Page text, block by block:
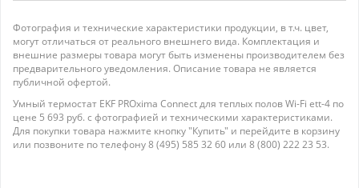
Фотография и технические характеристики продукции, в т.ч. цвет,
могут отличаться от реального внешнего вида. Комплектация и
внешние размеры товара могут быть изменены производителем без
предварительного уведомления. Описание товара не является
публичной офертой.
Умный термостат EKF PROxima Connect для теплых полов Wi-Fi ett-4 по
цене 5 693 руб. с фотографией и техническими характеристиками.
Для покупки товара нажмите кнопку "Купить" и перейдите в корзину
или позвоните по телефону 8 (495) 585 32 60 или 8 (800) 222 23 53.